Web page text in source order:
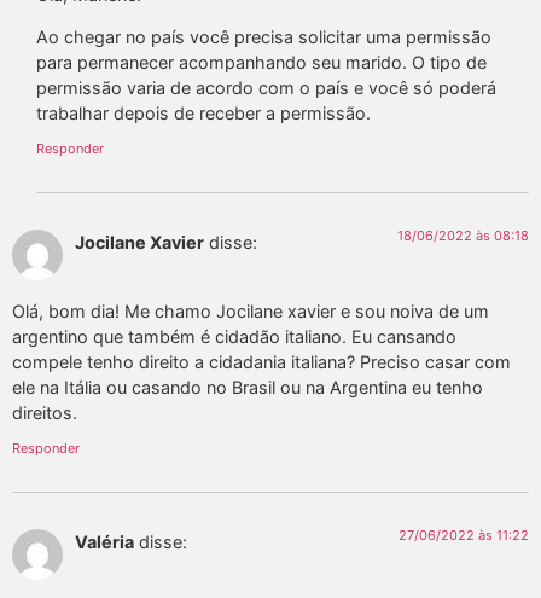
Ao chegar no país você precisa solicitar uma permissão
para permanecer acompanhando seu marido. O tipo de
permissão varia de acordo com o país e você só poderá
trabalhar depois de receber a permissão.
Responder
Jocilane Xavier disse: 18/06/2022 às 08:18
Olá, bom dia! Me chamo Jocilane xavier e sou noiva de um
argentino que também é cidadão italiano. Eu cansando
compele tenho direito a cidadania italiana? Preciso casar com
ele na Itália ou casando no Brasil ou na Argentina eu tenho
direitos.
Responder
Valéria disse: 27/06/2022 às 11:22